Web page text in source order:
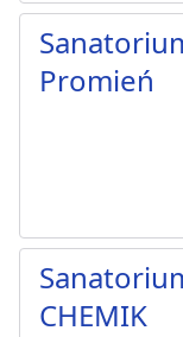
Promień
CHEMIK